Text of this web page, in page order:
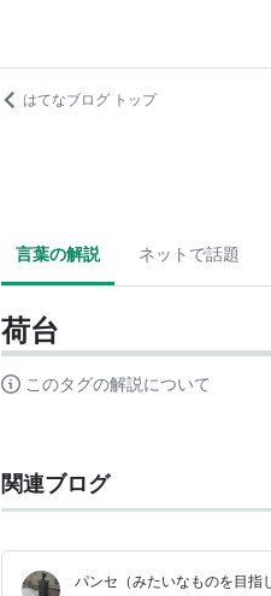
はてなブログ トップ
言葉の解説 ネットで話題
荷台
このタグの解説について
関連ブログ
パンセ（みたいなものを目指